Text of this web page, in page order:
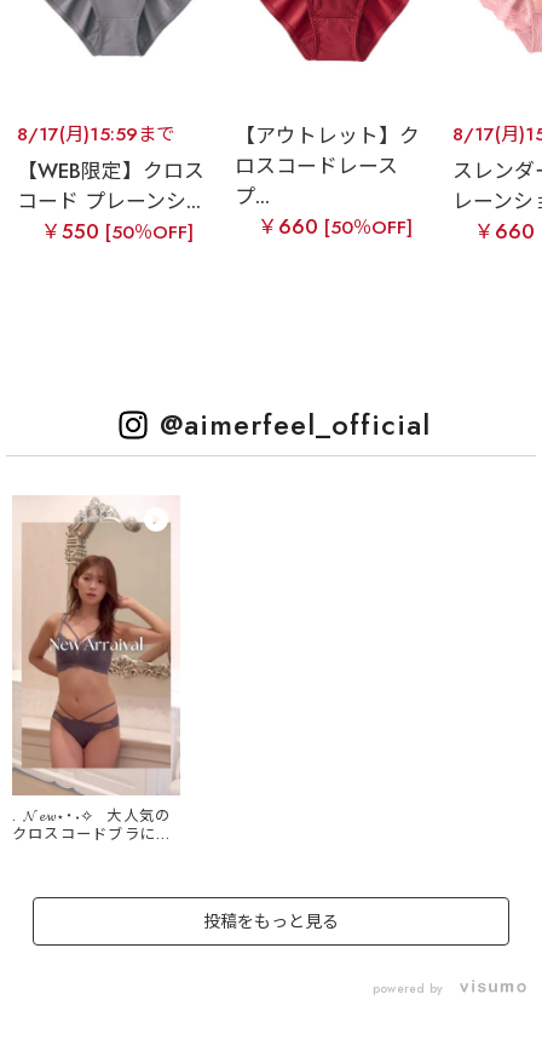
8/17(月)15:59まで
【WEB限定】クロス
コード プレーンシ...
￥550 [50％OFF]
【アウトレット】ク
ロスコードレース
プ...
￥660 [50％OFF]
8/17(月
スレン
レーンシ
￥660
@aimerfeel_official
. 𝓝𝓮𝔀⋆˙˖✧ 大人気の
クロスコードブラに、
リーン 🩶 究極のこな
ンワイヤーなのに超盛
投稿をもっと見る
powered by